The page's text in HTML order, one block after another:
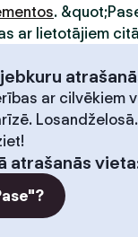
.
ar lietotājiem
ar cilvēkiem
Losandželosā.
atrašanās vieta